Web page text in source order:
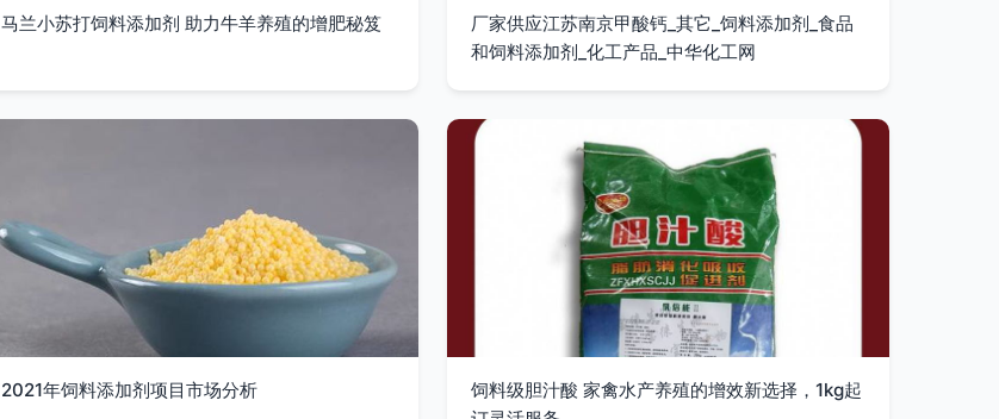
马兰小苏打饲料添加剂 助力牛羊养殖的增肥秘笈
厂家供应江苏南京甲酸钙_其它_饲料添加剂_食品
和饲料添加剂_化工产品_中华化工网
2021年饲料添加剂项目市场分析
饲料级胆汁酸 家禽水产养殖的增效新选择，1kg起